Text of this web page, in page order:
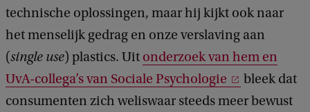
technische oplossingen, maar hij kijkt ook naar
het menselijk gedrag en onze verslaving aan
(single use) plastics. Uit onderzoek van hem en
UvA-collega’s van Sociale Psychologie
bleek dat
consumenten zich weliswaar steeds meer bewust